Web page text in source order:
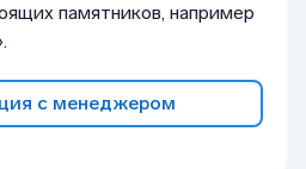
памятников, например
с менеджером